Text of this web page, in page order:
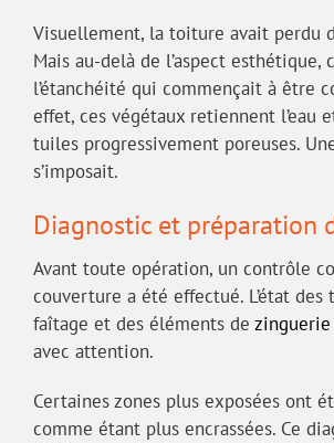
Visuellement, la toiture avait perdu
Mais au-delà de l’aspect esthétique,
l’étanchéité qui commençait à être
effet, ces végétaux retiennent l’eau
tuiles progressivement poreuses.
s’imposait.
Diagnostic et préparation
Avant toute opération, un contrôle
couverture a été effectué. L’état des
faîtage et des éléments de zinguerie
avec attention.
Certaines zones plus exposées ont
comme étant plus encrassées. Ce